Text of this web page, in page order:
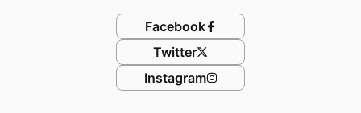
Facebook
Twitter
Instagram